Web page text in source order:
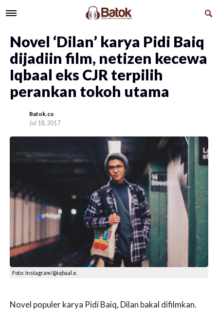
Novel ‘Dilan’ karya Pidi Baiq
dijadiin film, netizen kecewa
Iqbaal eks CJR terpilih
perankan tokoh utama
Batok.co
Jul 18, 2017
Foto: Instagram/@iqbaal.e.
Novel populer karya Pidi Baiq, Dilan bakal difilmkan.